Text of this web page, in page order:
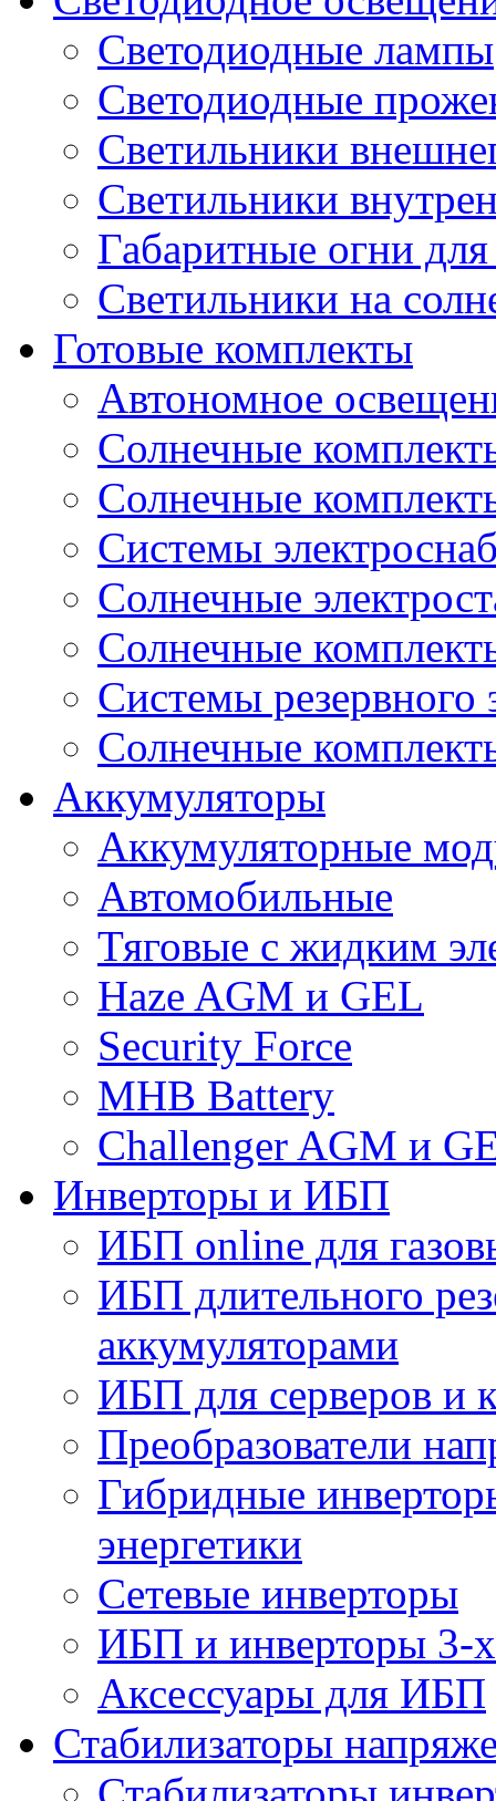
Светодиодные лампы
Светодиодные
Светильники
Светильники
Габаритные огни
Светильники на
Готовые комплекты
Автономное
Солнечные
Солнечные
Системы
Cолнечные
Солнечные
Системы резервного
Солнечные
Аккумуляторы
Аккумуляторные
Автомобильные
Тяговые с жидким
Haze AGM и GEL
Security Force
MHB Battery
Challenger AGM и
Инверторы и ИБП
ИБП online для
ИБП длительного
аккумуляторами
ИБП для серверов и
Преобразователи
Гибридные
энергетики
Сетевые инверторы
ИБП и инверторы 3-
Аксессуары для ИБП
Стабилизаторы